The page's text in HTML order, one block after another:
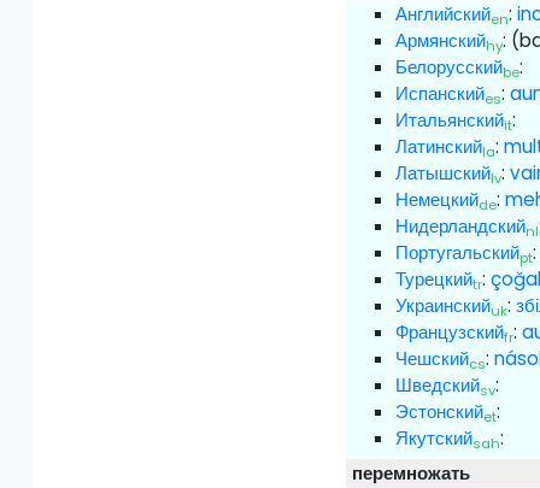
Английскийen:
Армянскийhy:
Белорусскийbe:
Испанскийes:
Итальянскийit:
Латинскийla:
Латышскийlv:
Немецкийde:
Нидерландскийnl
Португальскийpt
Турецкийtr:
Украинскийuk:
Французскийfr:
Чешскийcs:
Шведскийsv:
Эстонскийet:
Якутскийsah:
перемножать